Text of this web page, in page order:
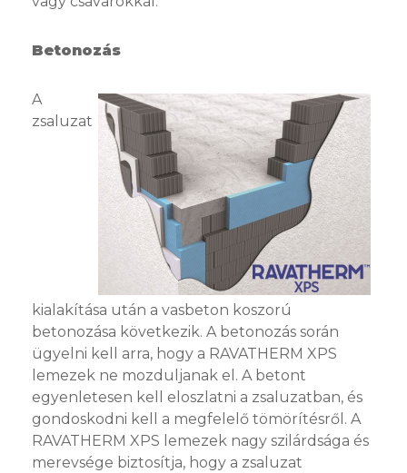
Betonozás
A
zsaluzat
kialakítása után a vasbeton koszorú
betonozása következik. A betonozás során
ügyelni kell arra, hogy a RAVATHERM XPS
lemezek ne mozduljanak el. A betont
egyenletesen kell eloszlatni a zsaluzatban, és
gondoskodni kell a megfelelő tömörítésről. A
RAVATHERM XPS lemezek nagy szilárdsága és
merevsége biztosítja, hogy a zsaluzat